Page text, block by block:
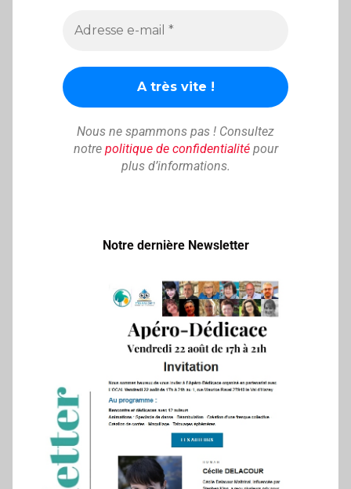
Nous ne spammons pas ! Consultez
notre politique de confidentialitépour
plus d’informations.
Notre dernière Newsletter